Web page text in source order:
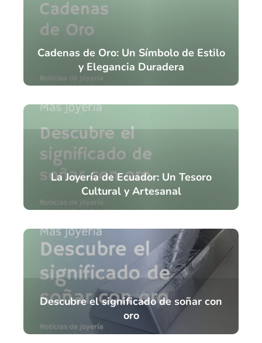
Cadenas de Oro: Un Símbolo de Estilo
y Elegancia Duradera
La Joyería de Ecuador: Un Tesoro
Cultural y Artesanal
Descubre el significado de soñar con
oro